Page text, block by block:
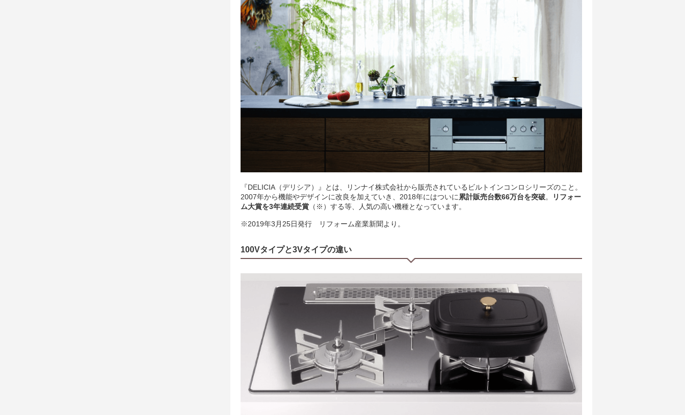
『DELICIA（デリシア）』とは、リンナイ株式会社から販売されているビルトインコンロシリーズのこと。
2007年から機能やデザインに改良を加えていき、2018年にはついに累計販売台数66万台を突破。
リフォー
ム大賞を3年連続受賞 （※）する等、人気の高い機種となっています。
※2019年3月25日発行 リフォーム産業新聞より。
100Vタイプと3Vタイプの違い